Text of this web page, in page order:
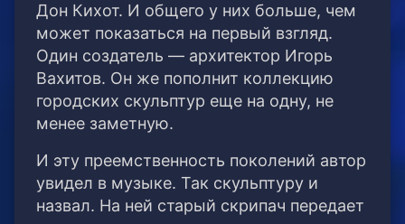
Дон Кихот. И общего у них больше, чем
может показаться на первый взгляд.
Один создатель — архитектор Игорь
Вахитов. Он же пополнит коллекцию
городских скульптур еще на одну, не
менее заметную.
И эту преемственность поколений автор
увидел в музыке. Так скульптуру и
назвал. На ней старый скрипач передает